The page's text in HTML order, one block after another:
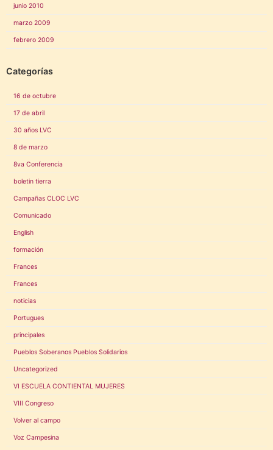
junio 2010
marzo 2009
febrero 2009
Categorías
16 de octubre
17 de abril
30 años LVC
8 de marzo
8va Conferencia
boletin tierra
Campañas CLOC LVC
Comunicado
English
formación
Frances
Frances
noticias
Portugues
principales
Pueblos Soberanos Pueblos Solidarios
Uncategorized
VI ESCUELA CONTIENTAL MUJERES
VIII Congreso
Volver al campo
Voz Campesina